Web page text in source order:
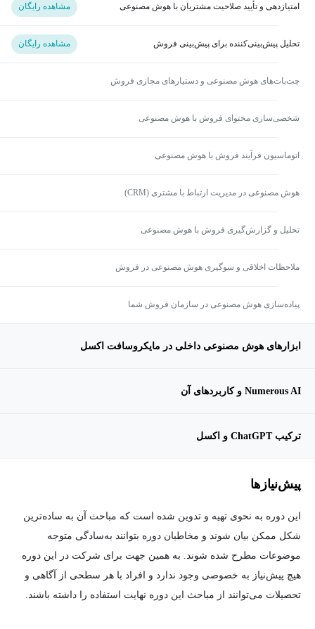
امتیازدهی و تأیید صلاحیت مشتریان با هوش مصنوعی مشاهده رایگان
تحلیل پیش‌بینی‌کننده برای پیش‌بینی فروش مشاهده رایگان
چت‌بات‌های هوش مصنوعی و دستیارهای مجازی فروش
شخصی‌سازی محتوای فروش با هوش مصنوعی
اتوماسیون فرآیند فروش با هوش مصنوعی
هوش مصنوعی در مدیریت ارتباط با مشتری (CRM)
تحلیل و گزارش‌گیری فروش با هوش مصنوعی
ملاحظات اخلاقی و سوگیری هوش مصنوعی در فروش
پیاده‌سازی هوش مصنوعی در سازمان فروش شما
ابزارهای هوش مصنوعی داخلی در مایکروسافت اکسل
Numerous AI و کاربردهای آن
ترکیب ChatGPT و اکسل
پیش‌نیاز‌ها
این دوره به نحوی تهیه و تدوین شده است که مباحث آن به ساده‌ترین
شکل ممکن بیان شوند و مخاطبان دوره بتوانند به‌سادگی متوجه
موضوعات مطرح شده شوند. به همین جهت برای شرکت در این دوره
هیچ پیش‌نیاز به خصوصی وجود ندارد و افراد با هر سطحی از آگاهی و
تحصیلات می‌توانند از مباحث این دوره نهایت استفاده را داشته باشند.